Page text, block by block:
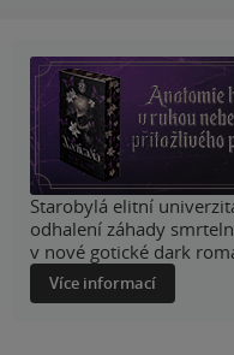
Starobylá elitní
odhalení záhady
v nové gotické dark
Více informací